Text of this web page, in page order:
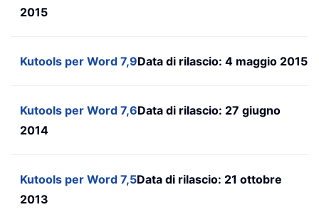
2015
Kutools per Word 7,9Data di rilascio: 4 maggio 2015
Kutools per Word 7,6Data di rilascio: 27 giugno
2014
Kutools per Word 7,5Data di rilascio: 21 ottobre
2013